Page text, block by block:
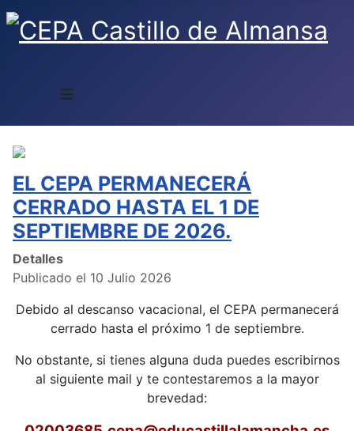
≡
EL CEPA PERMANECERÁ
CERRADO HASTA EL 1 DE
SEPTIEMBRE DE 2026.
Detalles
Publicado el 10 Julio 2026
Debido al descanso vacacional, el CEPA permanecerá
cerrado hasta el próximo 1 de septiembre.
No obstante, si tienes alguna duda puedes escribirnos
al siguiente mail y te contestaremos a la mayor
brevedad: